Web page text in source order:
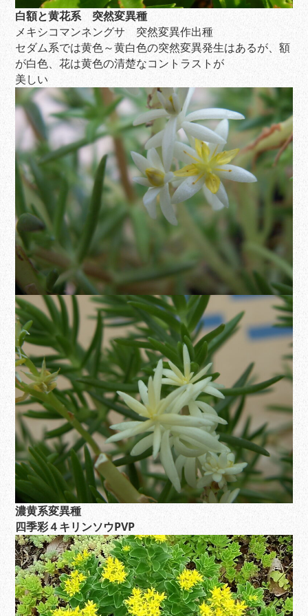
白額と黄花系 突然変異種
メキシコマンネングサ 突然変異作出種
セダム系では黄色～黄白色の突然変異発生はあるが、額
が白色、花は黄色の清楚なコントラストが
美しい
濃黄系変異種
四季彩４キリンソウPVP